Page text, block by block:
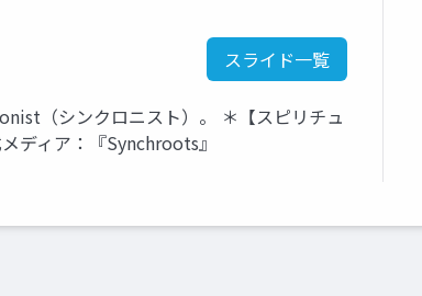
スライド一覧
（シンクロニスト）。 ＊【スピリチュ
ディア：『Synchroots』